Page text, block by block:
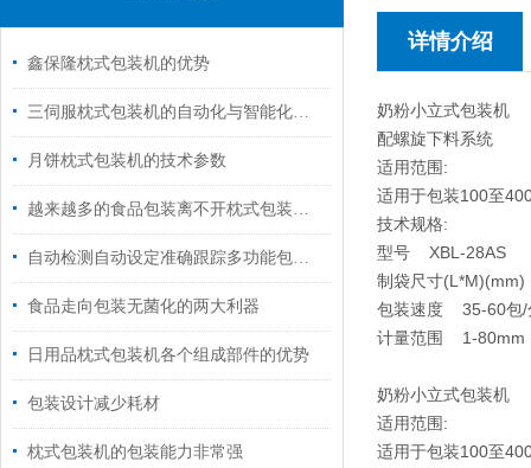
鑫保隆枕式包装机的优势
三伺服枕式包装机的自动化与智能化升级路径
月饼枕式包装机的技术参数
越来越多的食品包装离不开枕式包装机械的快速发展
自动检测自动设定准确跟踪多功能包装机
食品走向包装无菌化的两大利器
日用品枕式包装机各个组成部件的优势
包装设计减少耗材
枕式包装机的包装能力非常强
详情介绍
奶粉小立式包装机
配螺旋下料系统
适用范围:
适用于包装100至
技术规格:
型号 XBL-28AS
制袋尺寸
包装速度 35-60包/
计量范围 1-80mm
奶粉小立式包装机
适用范围:
适用于包装100至